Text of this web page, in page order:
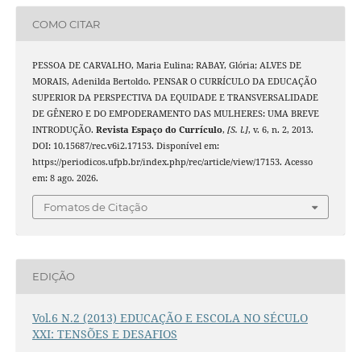
COMO CITAR
PESSOA DE CARVALHO, Maria Eulina; RABAY, Glória; ALVES DE
MORAIS, Adenilda Bertoldo. PENSAR O CURRÍCULO DA EDUCAÇÃO
SUPERIOR DA PERSPECTIVA DA EQUIDADE E TRANSVERSALIDADE
DE GÊNERO E DO EMPODERAMENTO DAS MULHERES: UMA BREVE
INTRODUÇÃO. Revista Espaço do Currículo, [S. l.], v. 6, n. 2, 2013.
DOI: 10.15687/rec.v6i2.17153. Disponível em:
https://periodicos.ufpb.br/index.php/rec/article/view/17153. Acesso
em: 8 ago. 2026.
Fomatos de Citação
EDIÇÃO
Vol.6 N.2 (2013) EDUCAÇÃO E ESCOLA NO SÉCULO
XXI: TENSÕES E DESAFIOS